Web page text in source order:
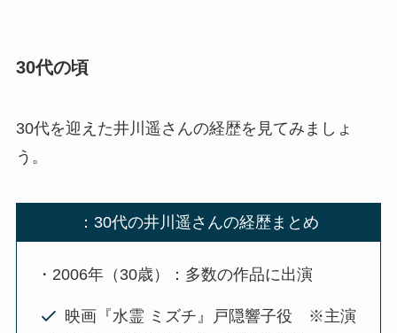
30代の頃
30代を迎えた井川遥さんの経歴を見てみましょ
う。
：30代の井川遥さんの経歴まとめ
・2006年（30歳）：多数の作品に出演
映画『水霊 ミズチ』戸隠響子役 ※主演